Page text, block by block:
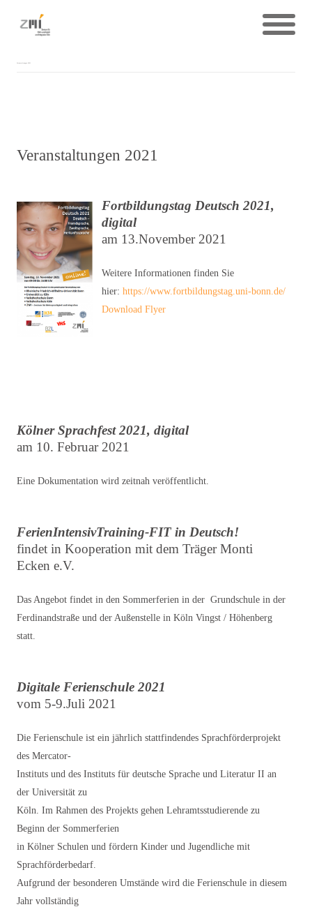
Veranstaltungen 2021
Fortbildungstag Deutsch 2021,
digital
am 13.November 2021
Weitere Informationen finden Sie
hier: https://www.fortbildungstag.uni-bonn.de/
Download Flyer
Kölner Sprachfest 2021, digital
am 10. Februar 2021
Eine Dokumentation wird zeitnah veröffentlicht.
FerienIntensivTraining-FIT in Deutsch!
findet in Kooperation mit dem Träger Monti
Ecken e.V.
Das Angebot findet in den Sommerferien in der Grundschule in der
Ferdinandstraße und der Außenstelle in Köln Vingst / Höhenberg
statt.
Digitale Ferienschule 2021
vom 5-9.Juli 2021
Die Ferienschule ist ein jährlich stattfindendes Sprachförderprojekt
des Mercator-
Instituts und des Instituts für deutsche Sprache und Literatur II an
der Universität zu
Köln. Im Rahmen des Projekts gehen Lehramtsstudierende zu
Beginn der Sommerferien
in Kölner Schulen und fördern Kinder und Jugendliche mit
Sprachförderbedarf.
Aufgrund der besonderen Umstände wird die Ferienschule in diesem
Jahr vollständig